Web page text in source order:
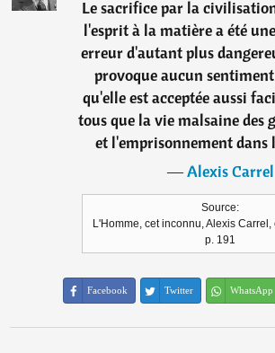
Le sacrifice par la
l'esprit à la matière a été
erreur d'autant plus
provoque aucun
qu'elle est acceptée aussi
tous que la vie malsaine des
et l'emprisonnement dans
―Alexis Carrel
Source:
L'Homme, cet inconnu, Alexis
p. 191
Facebook Twitter WhatsApp